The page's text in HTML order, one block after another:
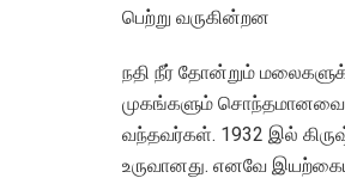
பெற்று வருகின்றன
நதி நீர் தோன்றும்
முகங்களும் சொந்தமானவை.
வந்தவர்கள். 1932 இல்
உருவானது. எனவே